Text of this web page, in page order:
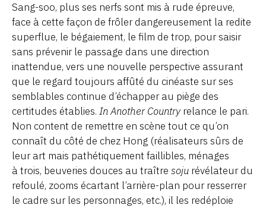
Sang-soo, plus ses nerfs sont mis à rude épreuve,
face à cette façon de frôler dangereusement la redite
superflue, le bégaiement, le film de trop, pour saisir
sans prévenir le passage dans une direction
inattendue, vers une nouvelle perspective assurant
que le regard toujours affûté du cinéaste sur ses
semblables continue d’échapper au piège des
certitudes établies. In Another Countryrelance le pari.
Non content de remettre en scène tout ce qu’on
connaît du côté de chez Hong (réalisateurs sûrs de
leur art mais pathétiquement faillibles, ménages
à trois, beuveries douces au traître soju révélateur du
refoulé, zooms écartant l’arrière-plan pour resserrer
le cadre sur les personnages, etc.), il les redéploie